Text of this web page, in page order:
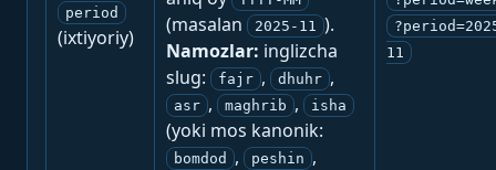
period
(ixtiyoriy)
(masalan 2025-11 ).
Namozlar: inglizcha
slug:
fajr , dhuhr ,
asr , maghrib , isha
(yoki mos kanonik:
bomdod , peshin ,
11